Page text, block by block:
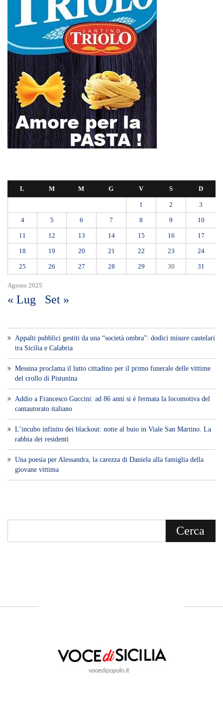
Agosto 2025
L M M G V S D
1 2 3
4 5 6 7 8 9 10
11 12 13 14 15 16 17
18 19 20 21 22 23 24
25 26 27 28 29 30 31
« Lug Set »
Appalti pubblici gestiti da una “società ombra”: dodici misure cautelari
tra Sicilia e Calabria
Messina proclama il lutto cittadino per il primo funerale delle vittime
del crollo di Pistunina
Addio a Francesco Guccini: ad 86 anni si è fermata la locomotiva del
cantautorato italiano
L’incubo infinito dei blackout: notte al buio in Viale San Martino. La
rabbia dei residenti
Una poesia per Alessandra, la carezza di Daniela alla famiglia della
giovane vittima